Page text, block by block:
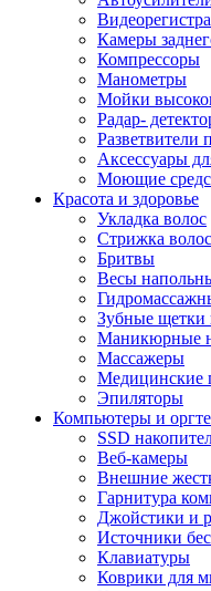
Камеры
Компрессоры
Манометры
Мойки
Радар-
Разветвители
Аксессуары
Моющие
Красота и здоровье
Укладка волос
Стрижка волос
Бритвы
Весы
Зубные щетки
Маникюрные
Массажеры
Медицинские
Эпиляторы
Компьютеры и
SSD
Веб-камеры
Внешние
Гарнитура
Джойстики и
Источники
Клавиатуры
Коврики для